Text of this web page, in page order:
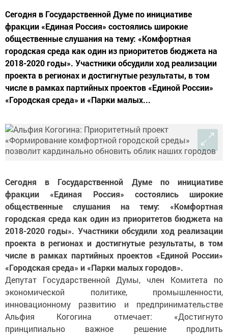
Сегодня в Государственной Думе по инициативе
фракции «Единая Россия» состоялись широкие
общественные слушания на тему: «Комфортная
городская среда как один из приоритетов бюджета на
2018-2020 годы». Участники обсудили ход реализации
проекта в регионах и достигнутые результаты, в том
числе в рамках партийных проектов «Единой России»
«Городская среда» и «Парки малых...
Сегодня в Государственной Думе по инициативе
фракции «Единая Россия» состоялись широкие
общественные слушания на тему: «Комфортная
городская среда как один из приоритетов бюджета на
2018-2020 годы». Участники обсудили ход реализации
проекта в регионах и достигнутые результаты, в том
числе в рамках партийных проектов «Единой России»
«Городская среда» и «Парки малых городов».
Депутат Государственной Думы, член Комитета по
экономической политике, промышленности,
инновационному развитию и предпринимательстве
Альфия Когогина отмечает: «Достигнуто
принципиально важное решение продлить